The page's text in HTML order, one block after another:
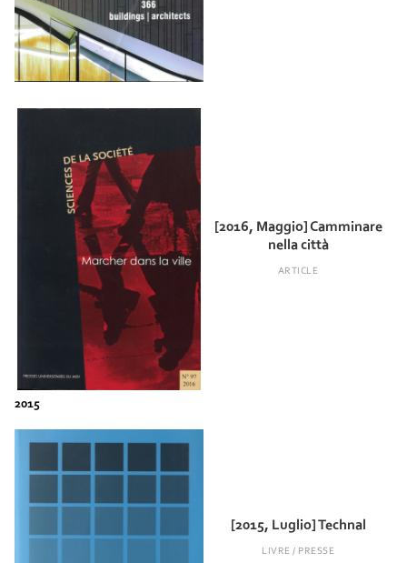
[2016, Maggio] Camminare
nella città
ARTICLE
[2015, Luglio] Technal
LIVRE / PRESSE